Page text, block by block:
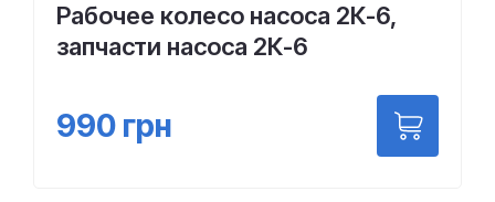
Рабочее колесо насоса 2К-6,
запчасти насоса 2К-6
990 грн